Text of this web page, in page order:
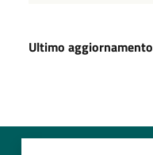
Ultimo aggiornamento